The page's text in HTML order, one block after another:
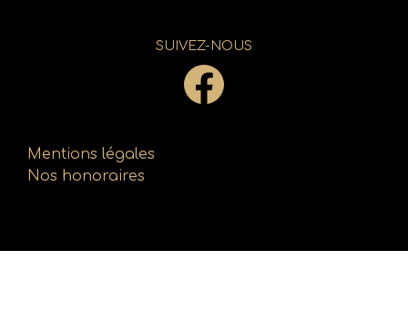
SUIVEZ-NOUS
Mentions légales
Nos honoraires